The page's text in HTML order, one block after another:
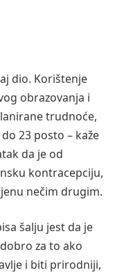
dio. Korištenje
obrazovanja i
trudnoće,
23 posto – kaže
da je od
kontracepciju,
nečim drugim.
šalju jest da je
za to ako
i biti prirodniji,